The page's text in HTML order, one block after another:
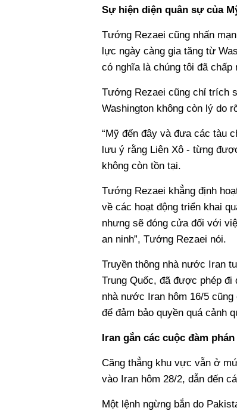
Sự hiện diện quân sự của
Tướng Rezaei cũng nhấn
lực ngày càng gia tăng từ
có nghĩa là chúng tôi đã chấp
Tướng Rezaei cũng chỉ trích
Washington không còn lý do
“Mỹ đến đây và đưa các tàu
lưu ý rằng Liên Xô - từng
không còn tồn tại.
Tướng Rezaei khẳng định
về các hoạt động triển khai
nhưng sẽ đóng cửa đối với
an ninh”, Tướng Rezaei nói.
Truyền thông nhà nước Iran
Trung Quốc, đã được phép
nhà nước Iran hôm 16/5
để đảm bảo quyền quá cảnh
Iran gắn các cuộc đàm
Căng thẳng khu vực vẫn ở
vào Iran hôm 28/2, dẫn đến
Một lệnh ngừng bắn do